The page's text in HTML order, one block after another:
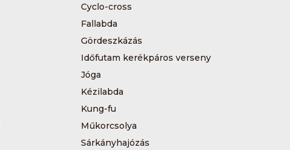
Cyclo-cross
Fallabda
Gördeszkázás
Időfutam kerékpáros verseny
Jóga
Kézilabda
Kung-fu
Műkorcsolya
Sárkányhajózás